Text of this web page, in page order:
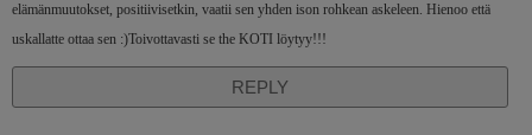
elämänmuutokset, positiivisetkin, vaatii sen yhden ison rohkean askeleen. Hienoo että
uskallatte ottaa sen :)Toivottavasti se the KOTI löytyy!!!
REPLY